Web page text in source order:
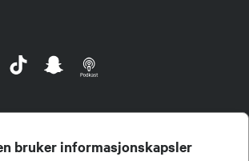
bruker informasjonskapsler